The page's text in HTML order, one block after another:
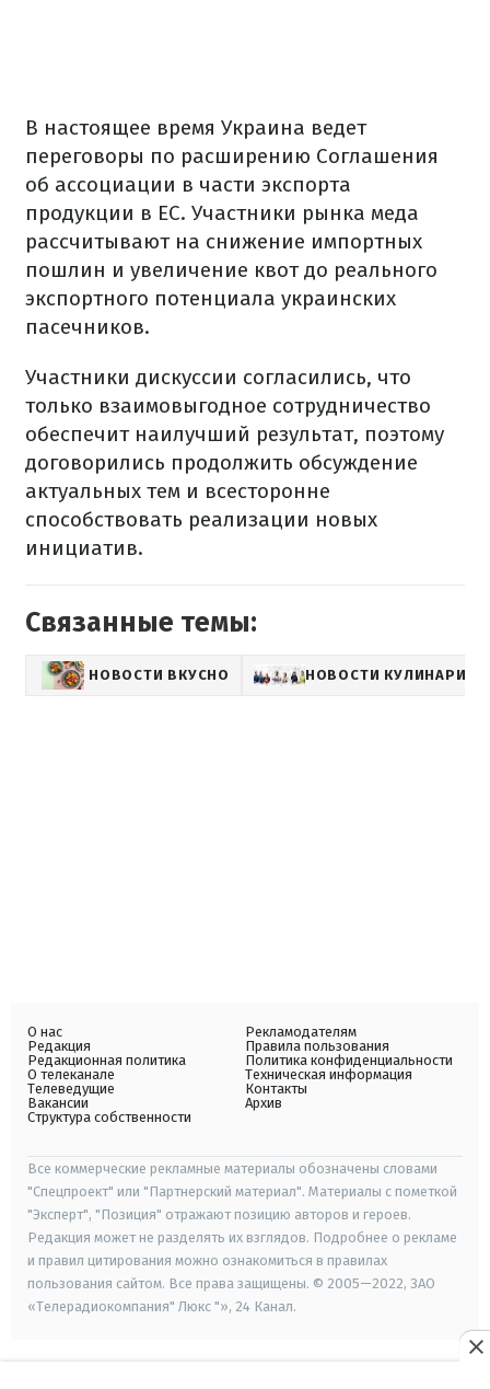
В настоящее время Украина ведет
переговоры по расширению Соглашения
об ассоциации в части экспорта
продукции в ЕС. Участники рынка меда
рассчитывают на снижение импортных
пошлин и увеличение квот до реального
экспортного потенциала украинских
пасечников.
Участники дискуссии согласились, что
только взаимовыгодное сотрудничество
обеспечит наилучший результат, поэтому
договорились продолжить обсуждение
актуальных тем и всесторонне
способствовать реализации новых
инициатив.
Связанные темы:
НОВОСТИ ВКУСНО НОВОСТИ КУЛИНАРИИ
О нас
Редакция
Редакционная политика
О телеканале
Телеведущие
Вакансии
Структура собственности
Рекламодателям
Правила пользования
Политика конфиденциальности
Техническая информация
Контакты
Архив
Все коммерческие рекламные материалы обозначены словами
"Спецпроект" или "Партнерский материал". Материалы с пометкой
"Эксперт", "Позиция" отражают позицию авторов и героев.
Редакция может не разделять их взглядов. Подробнее о рекламе
и правил цитирования можно ознакомиться в правилах
пользования сайтом. Все права защищены. © 2005—2022, ЗАО
«Телерадиокомпания" Люкс "», 24 Канал.